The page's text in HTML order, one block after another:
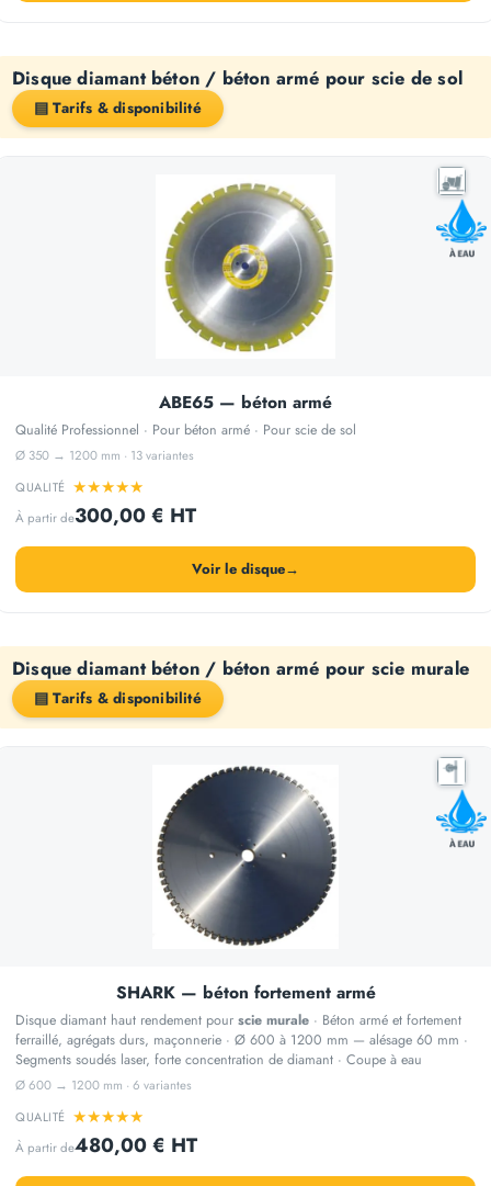
Disque diamant béton / béton armé pour scie de sol
▤ Tarifs & disponibilité
ABE65 — béton armé
Qualité Professionnel · Pour béton armé · Pour scie de sol
Ø 350 → 1200 mm · 13 variantes
QUALITÉ ★★★★★
À partir de300,00 € HT
Voir le disque→
Disque diamant béton / béton armé pour scie murale
▤ Tarifs & disponibilité
SHARK — béton fortement armé
Disque diamant haut rendement pour scie murale · Béton armé et fortement
ferraillé, agrégats durs, maçonnerie · Ø 600 à 1200 mm — alésage 60 mm ·
Segments soudés laser, forte concentration de diamant · Coupe à eau
Ø 600 → 1200 mm · 6 variantes
QUALITÉ ★★★★★
À partir de480,00 € HT